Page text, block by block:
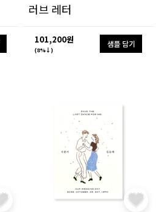
러브 레터
101,200원
(8%↓)
샘플 담기